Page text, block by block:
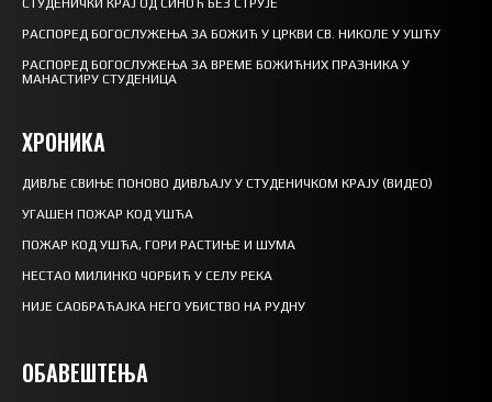
СТУДЕНИЧКИ КРАЈ ОД СИНОЋ БЕЗ СТРУЈЕ
РАСПОРЕД БОГОСЛУЖЕЊА ЗА БОЖИЋ У ЦРКВИ СВ. НИКОЛЕ У УШЋУ
РАСПОРЕД БОГОСЛУЖЕЊА ЗА ВРЕМЕ БОЖИЋНИХ ПРАЗНИКА У
МАНАСТИРУ СТУДЕНИЦА
ХРОНИКА
ДИВЉЕ СВИЊЕ ПОНОВО ДИВЉАЈУ У СТУДЕНИЧКОМ КРАЈУ (ВИДЕО)
УГАШЕН ПОЖАР КОД УШЋА
ПОЖАР КОД УШЋА, ГОРИ РАСТИЊЕ И ШУМА
НЕСТАО МИЛИНКО ЧОРБИЋ У СЕЛУ РЕКА
НИЈЕ САОБРАЋАЈКА НЕГО УБИСТВО НА РУДНУ
ОБАВЕШТЕЊА